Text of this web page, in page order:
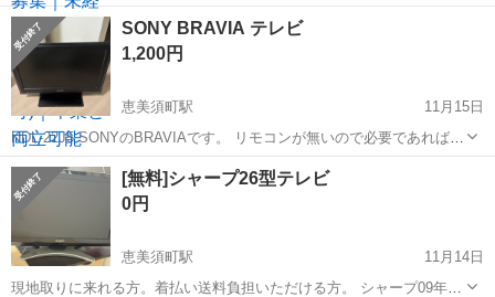
トした方がほとんど！ SNSやコミュニケーションが好きな方であれば
経験は問いません。 【所属特典】 ・専属マネージャーによるサポート
・未経験向け...
大阪 大阪市
SONY BRAVIA テレビ
1,200円
恵美須町駅
11月15日
KDL-22J5 SONYのBRAVIAです。 リモコンが無いので必要であれば用
意いたします。（別途料金かかりますのでご相談ください） リモコン
無しでもモニター横で操作可能です。
大阪 大阪市 恵美須町駅 テレビ BRAVIA
[無料]シャープ26型テレビ
0円
恵美須町駅
11月14日
現地取りに来れる方。着払い送料負担いただける方。 シャープ09年